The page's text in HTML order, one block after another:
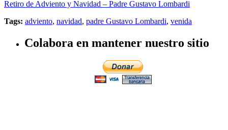
Retiro de Adviento y Navidad – Padre Gustavo Lombardi
Tags: adviento, navidad, padre Gustavo Lombardi, venida
Colabora en mantener nuestro sitio